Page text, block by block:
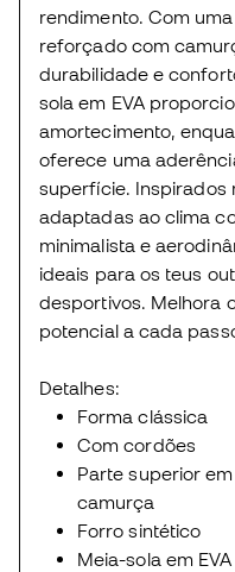
rendimento. Com
reforçado com
durabilidade e
sola em EVA
amortecimento,
oferece uma
superfície. Inspirados
adaptadas ao clima
minimalista e
ideais para os teus
desportivos. Melhora
potencial a cada
Detalhes:
Forma clássica
Com cordões
Parte superior
camurça
Forro sintético
Meia-sola em EVA